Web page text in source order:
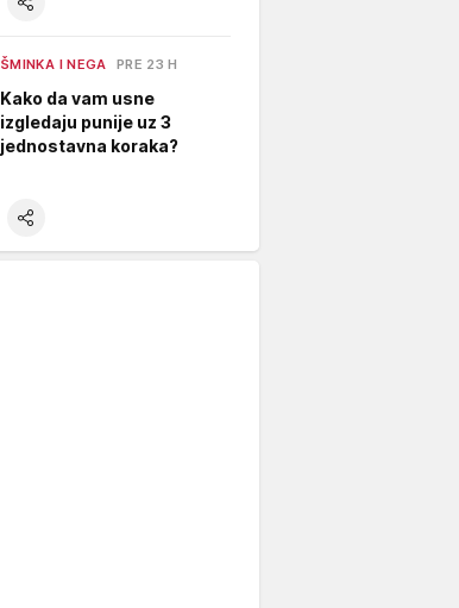
ŠMINKA I NEGA PRE 23 H
Kako da vam usne
izgledaju punije uz 3
jednostavna koraka?